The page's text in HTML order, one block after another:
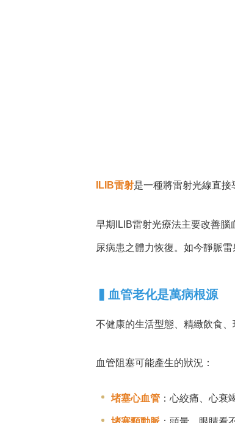
ILIB雷射是一種將雷射光線直接
早期ILIB雷射光療法主要改善
尿病患之體力恢復。如今靜脈
血管老化是萬病根源
不健康的生活型態、精緻飲食
血管阻塞可能產生的狀況：
堵塞心血管：心絞痛、心衰